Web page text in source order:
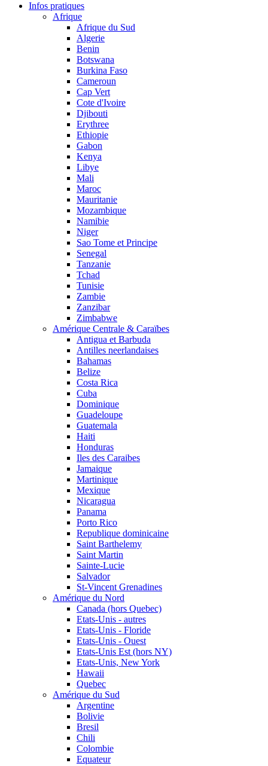
Infos pratiques
Afrique
Afrique du Sud
Algerie
Benin
Botswana
Burkina Faso
Cameroun
Cap Vert
Cote d'Ivoire
Djibouti
Erythree
Ethiopie
Gabon
Kenya
Libye
Mali
Maroc
Mauritanie
Mozambique
Namibie
Niger
Sao Tome et Principe
Senegal
Tanzanie
Tchad
Tunisie
Zambie
Zanzibar
Zimbabwe
Amérique Centrale & Caraïbes
Antigua et Barbuda
Antilles neerlandaises
Bahamas
Belize
Costa Rica
Cuba
Dominique
Guadeloupe
Guatemala
Haiti
Honduras
Iles des Caraibes
Jamaique
Martinique
Mexique
Nicaragua
Panama
Porto Rico
Republique dominicaine
Saint Barthelemy
Saint Martin
Sainte-Lucie
Salvador
St-Vincent Grenadines
Amérique du Nord
Canada (hors Quebec)
Etats-Unis - autres
Etats-Unis - Floride
Etats-Unis - Ouest
Etats-Unis Est (hors NY)
Etats-Unis, New York
Hawaii
Quebec
Amérique du Sud
Argentine
Bolivie
Bresil
Chili
Colombie
Equateur